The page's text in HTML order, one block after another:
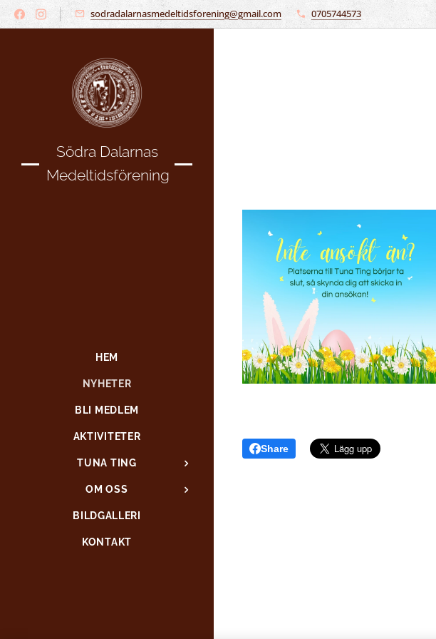
sodradalarnasmedeltidsforening@gmail.com 0705744573
Södra Dalarnas
Medeltidsförening
HEM
NYHETER
BLI MEDLEM
AKTIVITETER
TUNA TING
OM OSS
BILDGALLERI
KONTAKT
Share